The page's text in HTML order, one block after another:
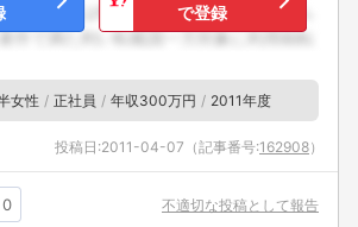
で登録
女性 正社員 年収300万円 2011年度
投稿日:2011-04-07 （記事番号:162908）
0 不適切な投稿として報告